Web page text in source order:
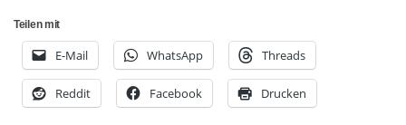
Teilen mit
E-Mail WhatsApp Threads
Reddit Facebook Drucken